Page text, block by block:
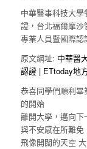
中華醫事科技大
證，台北福爾摩
專業人員暨國際認
原文網址: 中華醫
認證 | ETtoday地
恭喜同學們順利
的開始
離開大學，邁向
與不安感在所難免
飛像開闊的天空